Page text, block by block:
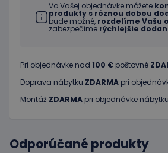
Vo Vašej objednávke môžete
produkty s rôznou dobou
bude možné, rozdelíme Vašu
zabezpečíme rýchlejšie
Pri objednávke nad 100 € poštovné
Doprava nábytku ZDARMA pri
Montáž ZDARMA pri objednávke nábytku
Odporúčané produkty